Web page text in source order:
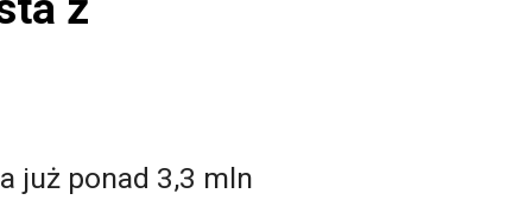
już ponad 3,3 mln